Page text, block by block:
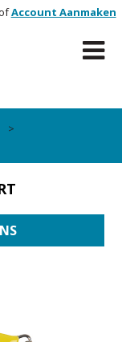
Account Aanmaken